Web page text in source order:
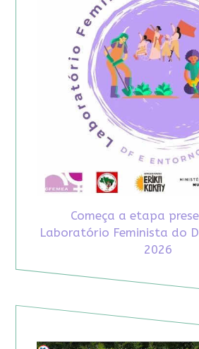
Começa a etapa
Laboratório Feminista do
2026